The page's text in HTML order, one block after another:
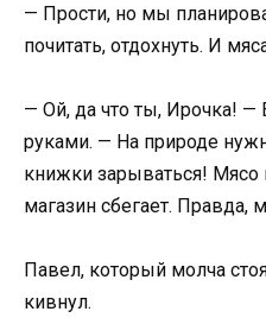
— Прости, но мы
почитать, отдохнуть. И
— Ой, да что ты, Ирочка! —
руками. — На природе
книжки зарываться!
магазин сбегает. Правда,
Павел, который молча
кивнул.